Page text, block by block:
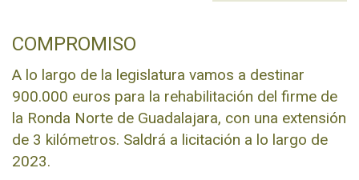
COMPROMISO
A lo largo de la legislatura vamos a destinar
900.000 euros para la rehabilitación del firme de
la Ronda Norte de Guadalajara, con una extensión
de 3 kilómetros. Saldrá a licitación a lo largo de
2023.